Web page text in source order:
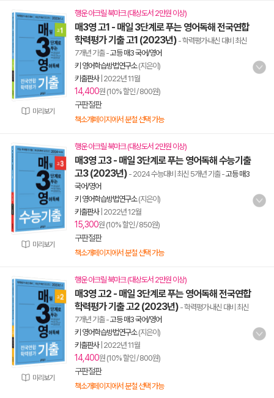
미리보기
행운 아크릴 북마크 (대상도서 2만원 이상)
매3영 고1 - 매일 3단계로 푸는 영어독해 전국연합
학력평가 기출 고1 (2023년) - 학력평가·내신 대비 최신
7개년 기출-고등 매3 국어/영어
키 영어학습방법연구소(지은이)
키출판사| 2022년 11월
14,400원 (10% 할인 / 800원)
구판절판
책소개페이지에서 분철 선택 가능
미리보기
행운 아크릴 북마크 (대상도서 2만원 이상)
매3영 고3 - 매일 3단계로 푸는 영어독해 수능기출
고3 (2023년) - 2024 수능대비 최신 5개년 기출-고등 매3
국어/영어
키 영어학습방법연구소(지은이)
키출판사| 2022년 12월
15,300원 (10% 할인 / 850원)
구판절판
책소개페이지에서 분철 선택 가능
미리보기
행운 아크릴 북마크 (대상도서 2만원 이상)
매3영 고2 - 매일 3단계로 푸는 영어독해 전국연합
학력평가 기출 고2 (2023년) - 학력평가·내신 대비 최신
7개년 기출-고등 매3 국어/영어
키 영어학습방법연구소(지은이)
키출판사| 2022년 11월
14,400원 (10% 할인 / 800원)
구판절판
책소개페이지에서 분철 선택 가능